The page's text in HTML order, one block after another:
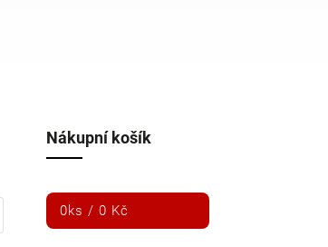
Nákupní košík
0ks / 0 Kč